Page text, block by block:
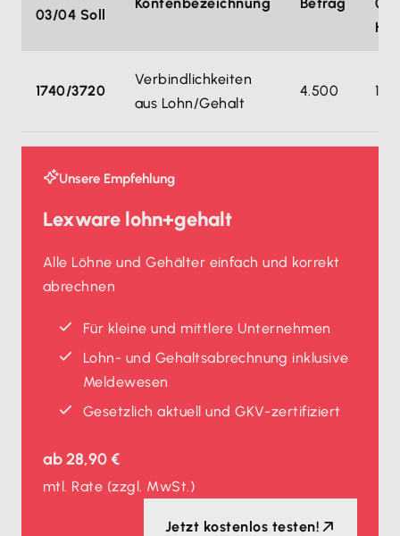
03/04 Soll
1740/3720
Verbindlichkeiten
aus Lohn/Gehalt
4.500
Unsere Empfehlung
Lexware lohn+gehalt
Alle Löhne und Gehälter einfach und korrekt
abrechnen
Für kleine und mittlere Unternehmen
Lohn- und Gehaltsabrechnung inklusive
Meldewesen
Gesetzlich aktuell und GKV-zertifiziert
ab28,90 €
mtl. Rate (zzgl. MwSt.)
Jetzt kostenlos testen!